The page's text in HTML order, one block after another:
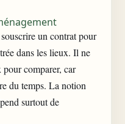
un contrat pour
dans les lieux. Il ne
pour comparer, car
du temps. La notion
surtout de